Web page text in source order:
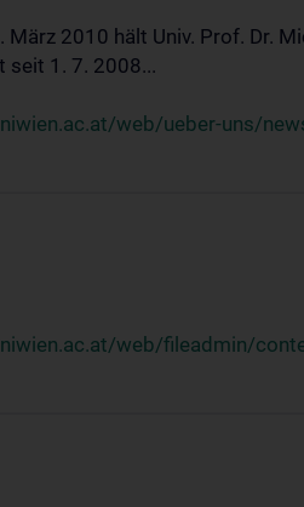
März 2010 hält Univ. Prof. Dr.
seit 1. 7. 2008...
web/ueber-uns/
web/fileadmin/